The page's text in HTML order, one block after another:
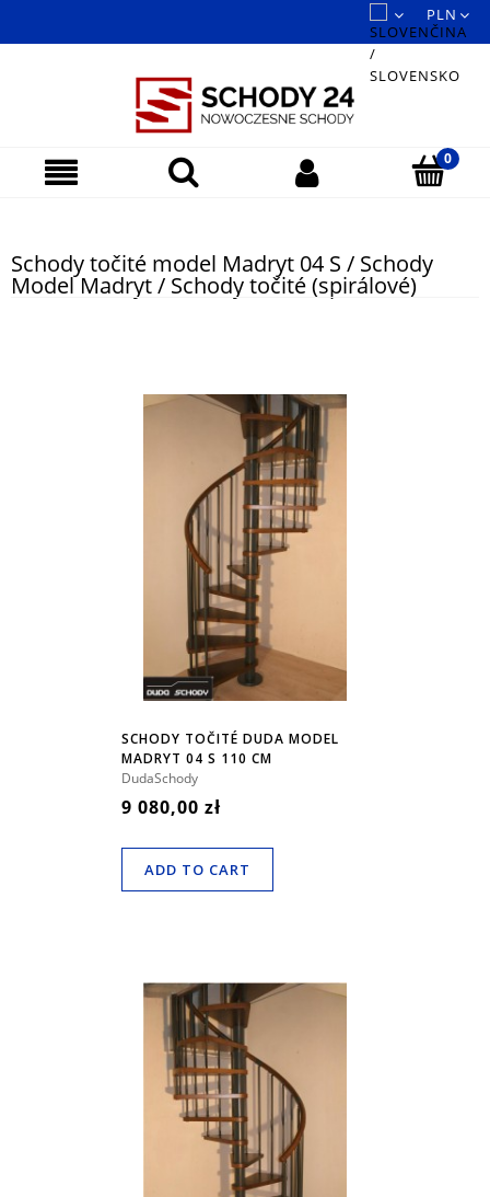
Schody točité model Madryt 04 S / Schody
Model Madryt / Schody točité (spirálové)
SCHODY TOČITÉ DUDA MODEL
MADRYT 04 S 110 CM
DudaSchody
9 080,00 zł
ADD TO CART